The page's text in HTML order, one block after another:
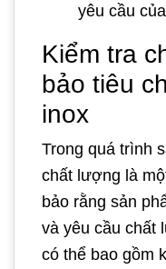
yêu cầu
Kiểm tra
bảo tiêu
inox
Trong quá trình
chất lượng là
bảo rằng sản
và yêu cầu chất
có thể bao gồm